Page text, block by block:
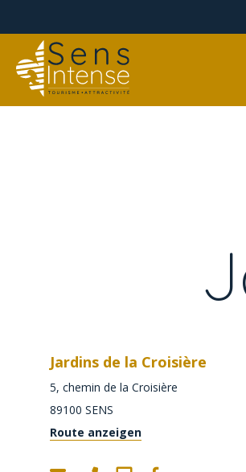
Jardins de la Croisière
5, chemin de la Croisière
89100 SENS
Route anzeigen